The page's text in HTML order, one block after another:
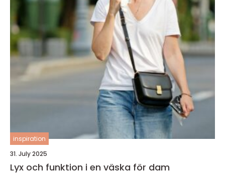
inspiration
31. July 2025
Lyx och funktion i en väska för dam